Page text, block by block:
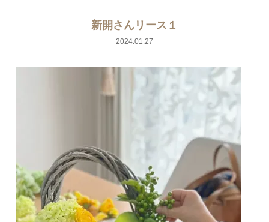
新開さんリース１
2024.01.27